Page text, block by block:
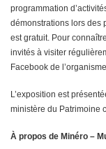
programmation
démonstrations lors des
est gratuit. Pour
invités à visiter
Facebook de
L’exposition est
ministère du Patrimoine
À propos de Minéro –